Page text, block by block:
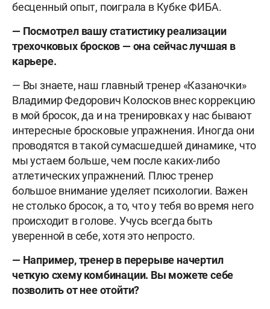
бесценный опыт, поиграла в Кубке ФИБА.
— Посмотрел вашу статистику реализации
трехочковых бросков — она сейчас лучшая в
карьере.
— Вы знаете, наш главный тренер «Казаночки»
Владимир Федорович Колосков внес коррекцию
в мой бросок, да и на тренировках у нас бывают
интересные бросковые упражнения. Иногда они
проводятся в такой сумасшедшей динамике, что
мы устаем больше, чем после каких-либо
атлетических упражнений. Плюс тренер
большое внимание уделяет психологии. Важен
не столько бросок, а то, что у тебя во время него
происходит в голове. Учусь всегда быть
уверенной в себе, хотя это непросто.
— Например, тренер в перерыве начертил
четкую схему комбинации. Вы можете себе
позволить от нее отойти?